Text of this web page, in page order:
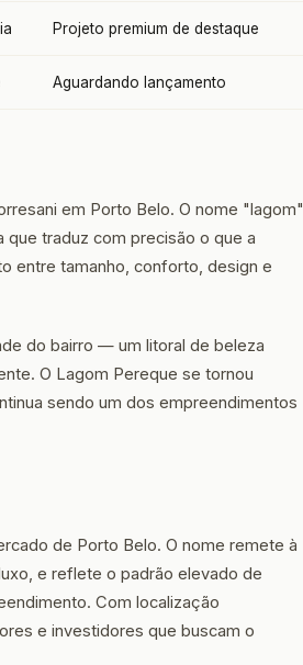
Projeto premium de destaque
Aguardando lançamento
em Porto Belo. O nome "lagom"
traduz com precisão o que a
entre tamanho, conforto, design e
do bairro — um litoral de beleza
O Lagom Pereque se tornou
sendo um dos empreendimentos
de Porto Belo. O nome remete à
e reflete o padrão elevado de
Com localização
e investidores que buscam o